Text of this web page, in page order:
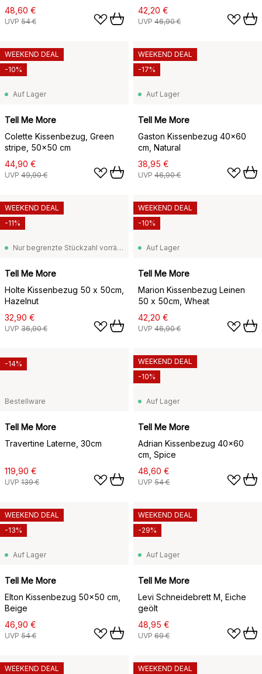
48,60 €
UVP 54 €
42,20 €
UVP 46,90 €
Auf Lager
Tell Me More
Colette Kissenbezug, Green
stripe, 50x50 cm
44,90 €
UVP 49,90 €
WEEKEND DEAL
-10%
Auf Lager
Tell Me More
Gaston Kissenbezug 40x60
cm, Natural
38,95 €
UVP 46,90 €
WEEKEND DEAL
-17%
Nur begrenzte Stückzahl vorrätig
Tell Me More
Holte Kissenbezug 50 x 50cm,
Hazelnut
32,90 €
UVP 36,90 €
WEEKEND DEAL
-11%
Auf Lager
Tell Me More
Marion Kissenbezug Leinen
50 x 50cm, Wheat
42,20 €
UVP 46,90 €
WEEKEND DEAL
-10%
Bestellware
Tell Me More
Travertine Laterne, 30cm
119,90 €
UVP 139 €
-14%
Auf Lager
Tell Me More
Adrian Kissenbezug 40x60
cm, Spice
48,60 €
UVP 54 €
WEEKEND DEAL
-10%
Auf Lager
Tell Me More
Elton Kissenbezug 50x50 cm,
Beige
46,90 €
UVP 54 €
WEEKEND DEAL
-13%
Auf Lager
Tell Me More
Levi Schneidebrett M, Eiche
geölt
48,95 €
UVP 69 €
WEEKEND DEAL
-29%
WEEKEND DEAL
WEEKEND DEAL